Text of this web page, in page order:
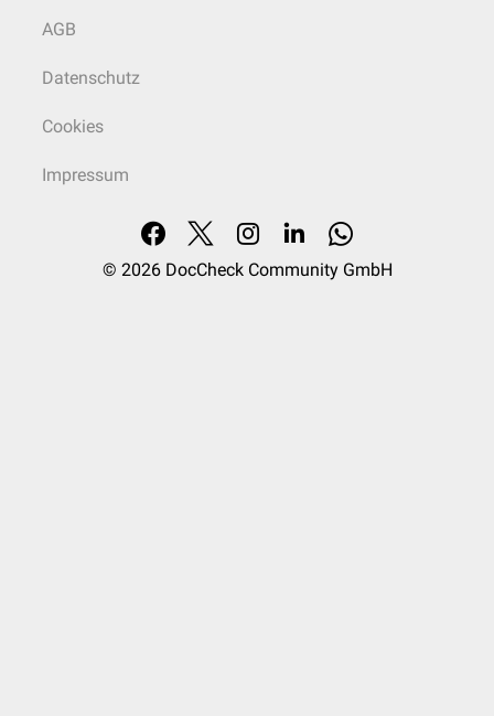
AGB
Datenschutz
Cookies
Impressum
© 2026 DocCheck Community GmbH